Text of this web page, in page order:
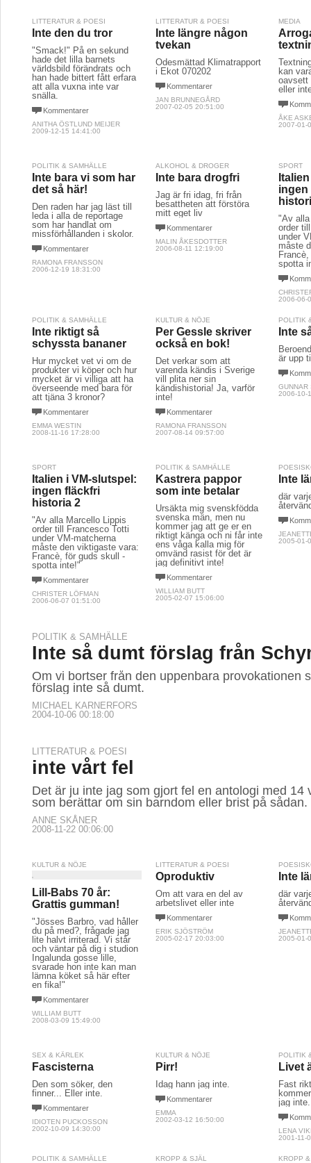
LITTERATUR & POESI
Inte den du tror
"Smack!" På en sekund
hade det lilla barnets
världsbild förändrats och
han hade bittert fått erfara
att alla vuxna inte var
snälla.
Kommentarer
ANITHA ÖSTLUND MEIJER
2009-12-15 14:41:00
LITTERATUR & POESI
Inte längre någon
tvekan
Ödesmättad Klimatrapport
i Ekot 070202
Kommentarer
JAN BRUNNEGÅRD
2007-02-05 20:51:00
MEDIA
kan
oavsett
eller
ÅKE
2007-01-
POLITIK & SAMHÄLLE
Inte bara vi som har
det så här!
Den raden har jag läst till
leda i alla de reportage
som har handlat om
missförhållanden i skolor.
Kommentarer
RAMONA FRANSSON
2006-12-19 18:31:00
ALKOHOL & DROGER
Inte bara drogfri
Jag är fri idag, fri från
besattheten att förstöra
mitt eget liv
Kommentarer
MALIN ÅKESDOTTER
2006-08-11 12:19:00
SPORT
ingen
"Av
order
under
måste
spotta
2006-06-
POLITIK & SAMHÄLLE
Inte riktigt så
schyssta bananer
Hur mycket vet vi om de
produkter vi köper och hur
mycket är vi villiga att ha
överseende med bara för
att tjäna 3 kronor?
Kommentarer
EMMA WESTIN
2008-11-16 17:28:00
KULTUR & NÖJE
Per Gessle skriver
också en bok!
Det verkar som att
varenda kändis i Sverige
vill plita ner sin
kändishistoria! Ja, varför
inte!
Kommentarer
RAMONA FRANSSON
2007-08-14 09:57:00
POLITIK
Inte
är upp
GUNNAR
2006-10-
SPORT
Italien i VM-slutspel:
ingen fläckfri
historia 2
"Av alla Marcello Lippis
order till Francesco Totti
under VM-matcherna
måste den viktigaste vara:
Francè, för guds skull -
spotta inte!"
Kommentarer
CHRISTER LÖFMAN
2006-06-07 01:51:00
POLITIK & SAMHÄLLE
Kastrera pappor
som inte betalar
Ursäkta mig svenskfödda
svenska män, men nu
kommer jag att ge er en
riktigt känga och ni får inte
ens våga kalla mig för
omvänd rasist för det är
jag definitivt inte!
Kommentarer
WILLIAM BUTT
2005-02-07 15:06:00
Inte
där
2005-01-
POLITIK & SAMHÄLLE
Inte så dumt förslag från
Om vi bortser från den uppenbara provokationen
förslag inte så dumt.
MICHAEL KARNERFORS
2004-10-06 00:18:00
LITTERATUR & POESI
inte vårt fel
Det är ju inte jag som gjort fel en antologi med 14
som berättar om sin barndom eller brist på sådan.
ANNE SKÅNER
2008-11-22 00:06:00
KULTUR & NÖJE
Lill-Babs 70 år:
Grattis gumman!
"Jösses Barbro, vad håller
du på med?, frågade jag
lite halvt irriterad. Vi står
och väntar på dig i studion
Ingalunda gosse lille,
svarade hon inte kan man
lämna köket så här efter
en fika!"
Kommentarer
WILLIAM BUTT
2008-03-09 15:49:00
LITTERATUR & POESI
Oproduktiv
Om att vara en del av
arbetslivet eller inte
Kommentarer
ERIK SJÖSTRÖM
2005-02-17 20:03:00
Inte
där
2005-01-
SEX & KÄRLEK
Fascisterna
Den som söker, den
finner... Eller inte.
Kommentarer
IDIOTEN PUCKOSSON
2002-10-09 14:30:00
KULTUR & NÖJE
Pirr!
Idag hann jag inte.
Kommentarer
EMMA
2002-03-12 16:50:00
POLITIK
Livet
Fast
jag inte.
LENA
2001-11-
POLITIK & SAMHÄLLE KROPP & SJÄL KROPP